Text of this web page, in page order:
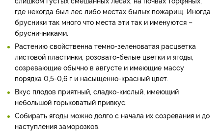
где некогда был лес либо местах былых пожарищ. Иногда
брусники так много что места эти так и именуются –
брусничниками.
Растению свойственна темно-зеленоватая расцветка
листовой пластинки, розовато-белые цветки и ягоды,
созревающие обычно в августе и имеющие массу
порядка 0,5-0,6 г и насыщенно-красный цвет.
Вкус плодов приятный, сладко-кислый, имеющий
небольшой горьковатый привкус.
Собирать ягоды можно долго с начала их созревания и до
наступления заморозков.